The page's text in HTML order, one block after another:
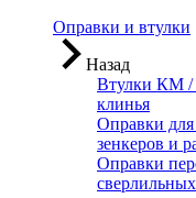
Оправки и втулки
Назад
Втулки КМ /
клинья
Оправки
зенкеров и
Оправки